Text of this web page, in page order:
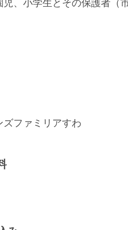
児、小学生とその保護者（
ズファミリアすわ